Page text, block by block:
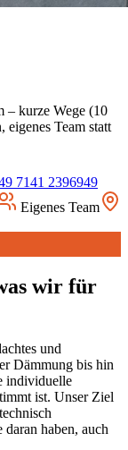
– kurze Wege (10
Team statt
7141 2396949
Eigenes Team
wir für
und
Dämmung bis hin
individuelle
ist. Unser Ziel
haben, auch